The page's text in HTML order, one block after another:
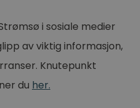
i sosiale medier
av viktig informasjon,
Knutepunkt
du her.